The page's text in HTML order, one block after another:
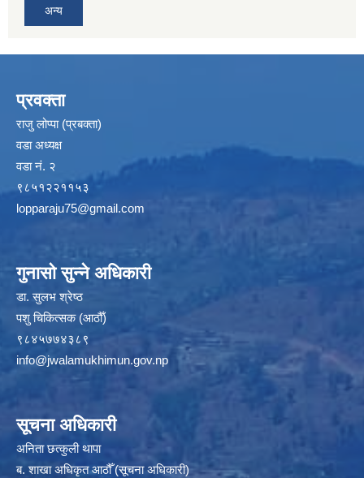
अन्य
प्रवक्ता
राजु लोप्पा (प्रबक्ता)
वडा अध्यक्ष
वडा नं. २
९८५१२२११५३
lopparaju75@gmail.com
गुनासो सुन्ने अधिकारी
डा. सुलभ श्रेष्ठ
पशु चिकित्सक (आठौँ)
९८४५७७४३८९
info@jwalamukhimun.gov.np
सूचना अधिकारी
अनिता छत्कुली थापा
ब. शाखा अधिकृत आठौँ (सूचना अधिकारी)